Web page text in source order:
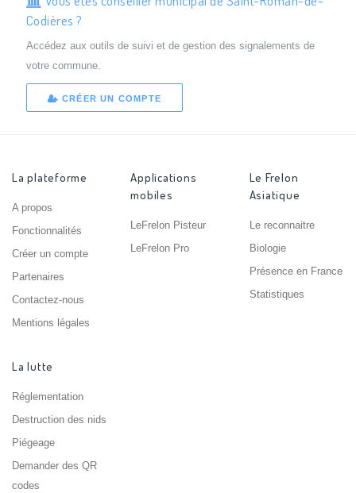
Codières ?
Accédez aux outils de suivi et de gestion des signalements de
votre commune.
CRÉER UN COMPTE
La plateforme
A propos
Fonctionnalités
Créer un compte
Partenaires
Contactez-nous
Mentions légales
Applications
mobiles
LeFrelon Pisteur
LeFrelon Pro
Le Frelon
Asiatique
Le reconnaitre
Biologie
Présence en France
Statistiques
La lutte
Réglementation
Destruction des nids
Piégeage
Demander des QR
codes